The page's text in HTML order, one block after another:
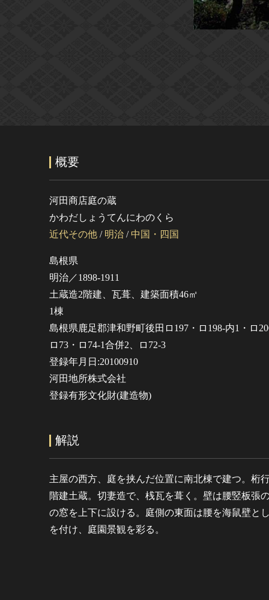
概要
河田商店庭の蔵
かわだしょうてんにわのくら
近代その他 / 明治 / 中国・四国
島根県
明治／1898-1911
土蔵造2階建、瓦葺、建築面積46㎡
1棟
島根県鹿足郡津和野町後田ロ197・ロ198-内1・ロ
ロ73・ロ74-1合併2、ロ72-3
登録年月日:20100910
河田地所株式会社
登録有形文化財(建造物)
解説
主屋の西方、庭を挟んだ位置に南北棟で建つ。桁
階建土蔵。切妻造で、桟瓦を葺く。壁は腰竪板張
の窓を上下に設ける。庭側の東面は腰を海鼠壁と
を付け、庭園景観を彩る。